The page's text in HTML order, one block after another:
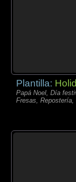
Plantilla:
Papá Noel, Día
Fresas, Repostería,